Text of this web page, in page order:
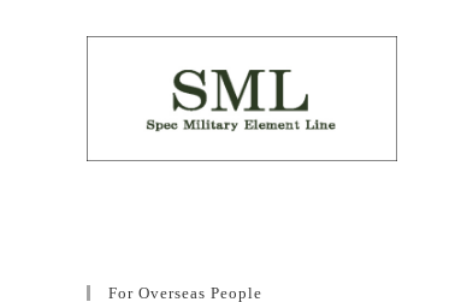
For Overseas People